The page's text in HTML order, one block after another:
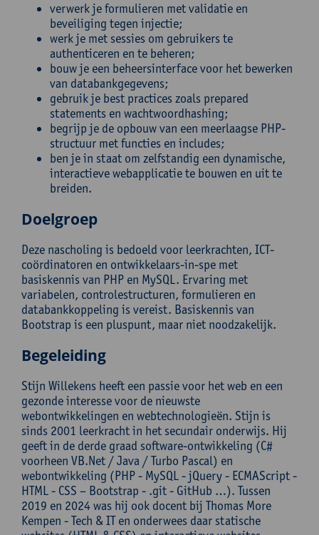
verwerk je formulieren met validatie en
beveiliging tegen injectie;
werk je met sessies om gebruikers te
authenticeren en te beheren;
bouw je een beheersinterface voor het bewerken
van databankgegevens;
gebruik je best practices zoals prepared
statements en wachtwoordhashing;
begrijp je de opbouw van een meerlaagse PHP-
structuur met functies en includes;
ben je in staat om zelfstandig een dynamische,
interactieve webapplicatie te bouwen en uit te
breiden.
Doelgroep
Deze nascholing is bedoeld voor leerkrachten, ICT-
coördinatoren en ontwikkelaars-in-spe met
basiskennis van PHP en MySQL. Ervaring met
variabelen, controle­structuren, formulieren en
databankkoppeling is vereist. Basiskennis van
Bootstrap is een pluspunt, maar niet noodzakelijk.
Begeleiding
Stijn Willekens heeft een passie voor het web en een
gezonde interesse voor de nieuwste
webontwikkelingen en webtechnologieën. Stijn is
sinds 2001 leerkracht in het secundair onderwijs. Hij
geeft in de derde graad software-ontwikkeling (C#
voorheen VB.Net / Java / Turbo Pascal) en
webontwikkeling (PHP - MySQL - jQuery - ECMAScript -
HTML - CSS – Bootstrap - .git - GitHub …). Tussen
2019 en 2024 was hij ook docent bij Thomas More
Kempen - Tech & IT en onderwees daar statische